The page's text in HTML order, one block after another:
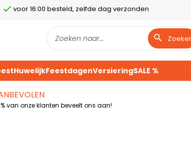
voor 16:00 besteld, zelfde dag verzonden
HuwelijkFeestdagenVersieringSALE %
van onze klanten beveelt ons aan!